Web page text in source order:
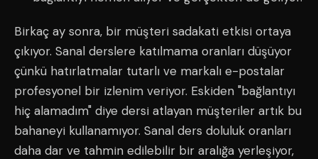
Birkaç ay sonra, bir müşteri sadakati etkisi ortaya
çıkıyor. Sanal derslere katılmama oranları düşüyor
çünkü hatırlatmalar tutarlı ve markalı e-postalar
profesyonel bir izlenim veriyor. Eskiden "bağlantıyı
hiç alamadım" diye dersi atlayan müşteriler artık bu
bahaneyi kullanamıyor. Sanal ders doluluk oranları
daha dar ve tahmin edilebilir bir aralığa yerleşiyor,